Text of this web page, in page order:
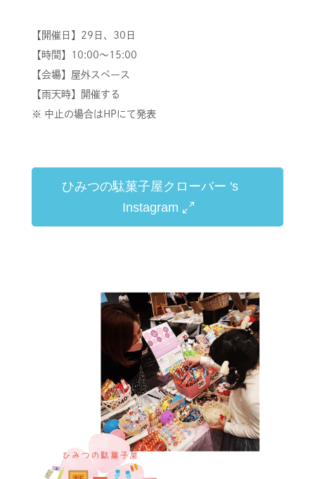
【開催日】29 日、30日
【時間】10:00～15:00
【会場】屋外スペース
【雨天時】開催する
※ 中止の場合はHPにて発表
ひみつの駄菓子屋クローバー 's
Instagram